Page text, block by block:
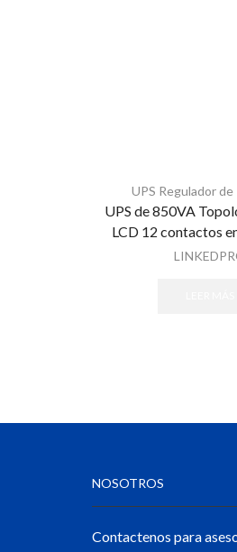
UPS Regulador de
UPS de 850VA
LCD 12 contactos
NOSOTROS
Contactenos para